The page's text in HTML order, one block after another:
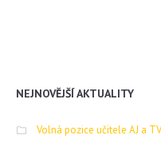
NEJNOVĚJŠÍ AKTUALITY
Volná pozice učitele AJ a TV